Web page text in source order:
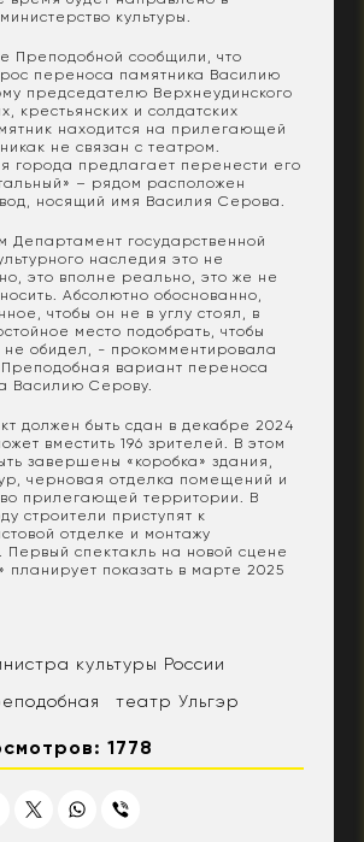
культуры.
Преподобной сообщили, что
переноса памятника Василию
председателю Верхнеудинского
крестьянских и солдатских
находится на прилегающей
не связан с театром.
города предлагает перенести его
– рядом расположен
носящий имя Василия Серова.
государственной
наследия это не
это вполне реально, это же не
Абсолютно обоснованно,
чтобы он не в углу стоял, в
место подобрать, чтобы
не обидел, - прокомментировала
вариант переноса
Василию Серову.
должен быть сдан в декабре 2024
вместить 196 зрителей. В этом
завершены «коробка» здания,
черновая отделка помещений и
прилегающей территории. В
строители приступят к
отделке и монтажу
Первый спектакль на новой сцене
планирует показать в марте 2025
культуры России
театр Ульгэр
1778